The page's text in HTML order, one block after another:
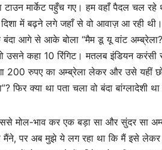
टाउन मार्केट पहुँच गए। हम वहाँ पैदल चल
में बढ़ने लगे जहाँ से वो आवाज़ आ रही
आगे से आके बोला “मैम डू यू वांट
उसने कहा 10 रिंगिट। मतलब इंडियन
200 रुपए का अम्ब्रेला लेकर और उसे
फिर क्या था पता चला वो बंदा बांग्लादेशी
मोल-भाव कर एक बड़ा सा और सुंदर सा
पर अब मुझे ये लग रहा था कि मैं इसे